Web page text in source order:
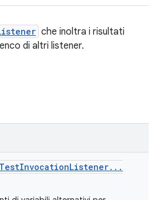
che inoltra i risultati
di altri listener.
InvocationListener. . .